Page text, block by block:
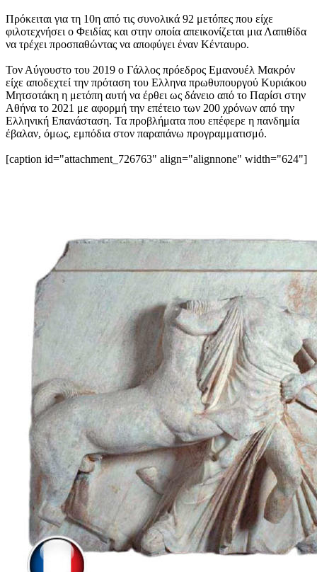
Πρόκειται για τη 10η από τις συνολικά 92 μετόπες που είχε
φιλοτεχνήσει ο Φειδίας και στην οποία απεικονίζεται μια Λαπιθίδα
να τρέχει προσπαθώντας να αποφύγει έναν Κένταυρο.
Τον Αύγουστο του 2019 ο Γάλλος πρόεδρος Εμανουέλ Μακρόν
είχε αποδεχτεί την πρόταση του Ελληνα πρωθυπουργού Κυριάκου
Μητσοτάκη η μετόπη αυτή να έρθει ως δάνειο από το Παρίσι στην
Αθήνα το 2021 με αφορμή την επέτειο των 200 χρόνων από την
Ελληνική Επανάσταση. Τα προβλήματα που επέφερε η πανδημία
έβαλαν, όμως, εμπόδια στον παραπάνω προγραμματισμό.
[caption id="attachment_726763" align="alignnone" width="624"]